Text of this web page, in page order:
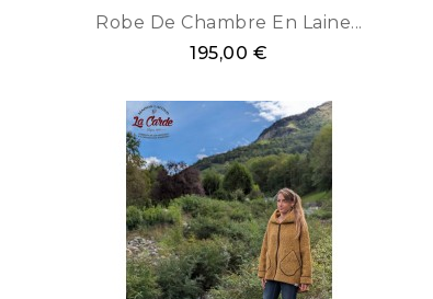
Robe De Chambre En Laine...
195,00 €
Jaune
Moutarde
Bleu
vert
émeraude